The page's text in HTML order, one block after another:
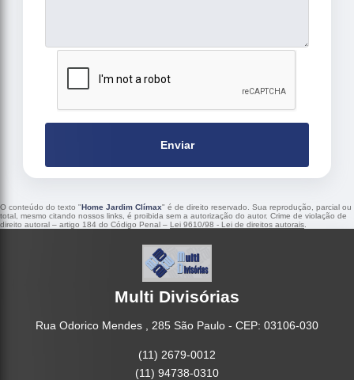
Enviar
O conteúdo do texto "Home Jardim Clímax" é de direito reservado. Sua reprodução, parcial ou
total, mesmo citando nossos links, é proibida sem a autorização do autor. Crime de violação de
direito autoral – artigo 184 do Código Penal – Lei 9610/98 - Lei de direitos autorais
Multi Divisórias
Rua Odorico Mendes , 285 São Paulo - CEP: 03106-030
(11) 2679-0012
(11) 94738-0310